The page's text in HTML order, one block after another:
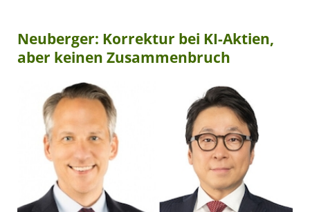
Neuberger: Korrektur bei KI-Aktien,
aber keinen Zusammenbruch